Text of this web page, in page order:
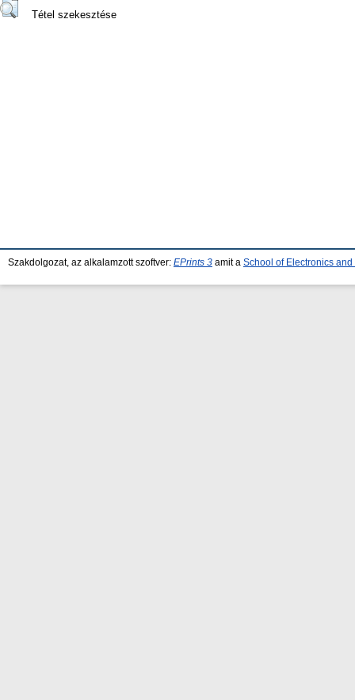
Tétel szekesztése
Szakdolgozat, az alkalamzott szoftver: EPrints 3 amit a School of Electronics